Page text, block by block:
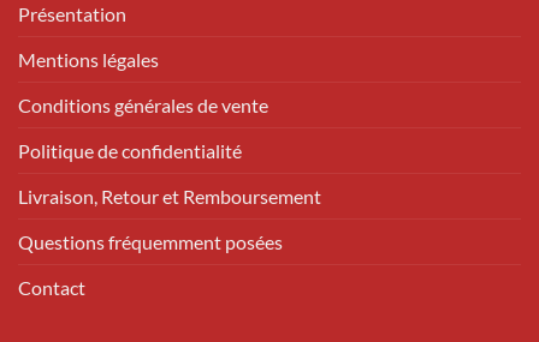
Présentation
Mentions légales
Conditions générales de vente
Politique de confidentialité
Livraison, Retour et Remboursement
Questions fréquemment posées
Contact